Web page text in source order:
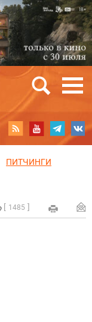
ПИТЧИНГИ
1485